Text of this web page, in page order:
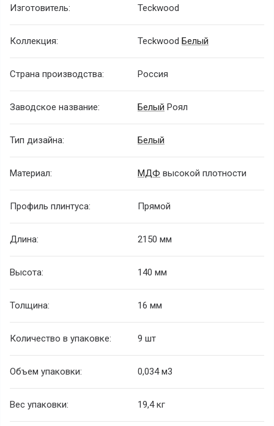
Изготовитель: Teckwood
Коллекция: Teckwood Белый
Страна производства: Россия
Заводское название: Белый Роял
Тип дизайна: Белый
Материал: МДФ высокой плотности
Профиль плинтуса: Прямой
Длина: 2150 мм
Высота: 140 мм
Толщина: 16 мм
Количество в упаковке: 9 шт
Объем упаковки: 0,034 м3
Вес упаковки: 19,4 кг